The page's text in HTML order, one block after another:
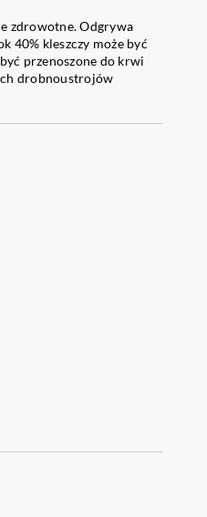
zdrowotne. Odgrywa
40% kleszczy może być
przenoszone do krwi
drobnoustrojów